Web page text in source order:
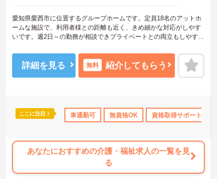
無資格OK 研修制度あり 社会保険完備 交通費支給
愛知県愛西市に位置するグループホームです。定員18名のアットホ
ームな施設で、利用者様との距離も近く、きめ細かな対応がしやす
いです。週2日～の勤務が相談できプライベートとの両立もしやすい
ご興味をお持ちの方には詳細の情報や面接のポイントをお伝えしま
すのでお気軽にお問い合わせくださいませ。
詳細を見る 無料 紹介してもらう
ここに注目！ 車通勤可 無資格OK 資格取得サポート
あなたにおすすめの介護・福祉求人の一覧を見
る